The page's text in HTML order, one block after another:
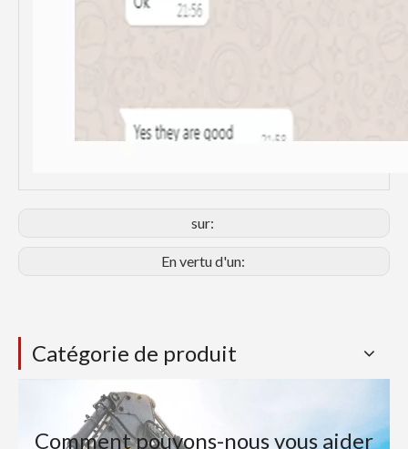
sur:
En vertu d'un:
Catégorie de produit
Comment pouvons-nous vous aider